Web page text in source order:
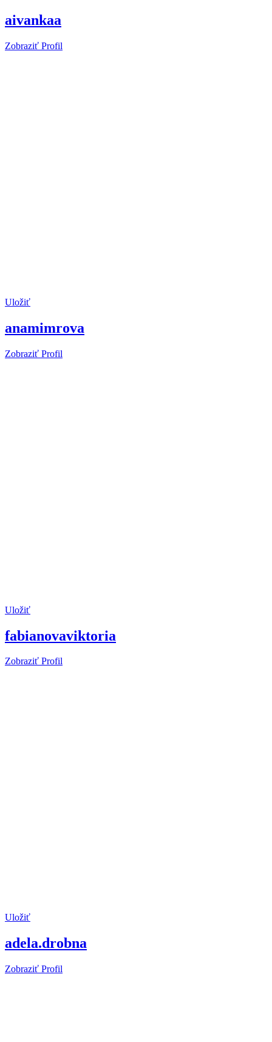
aivankaa
Zobraziť Profil
Uložiť
anamimrova
Zobraziť Profil
Uložiť
fabianovaviktoria
Zobraziť Profil
Uložiť
adela.drobna
Zobraziť Profil